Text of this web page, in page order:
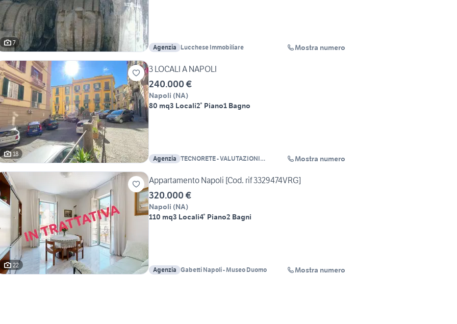
7
Agenzia Lucchese Immobiliare Mostra numero
18
3 LOCALI A NAPOLI
240.000 €
Napoli (NA)
80 mq3 Locali2° Piano1 Bagno
Agenzia TECNORETE - VALUTAZIONI
Mostra numero
22
Appartamento Napoli [Cod. rif 3329474VRG]
320.000 €
Napoli (NA)
110 mq3 Locali4° Piano2 Bagni
Agenzia Gabetti Napoli - Museo Duomo Mostra numero